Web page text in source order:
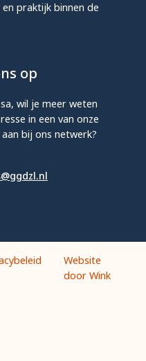
praktijk binnen de
op
wil je meer weten
in een van onze
bij ons netwerk?
Website
door Wink